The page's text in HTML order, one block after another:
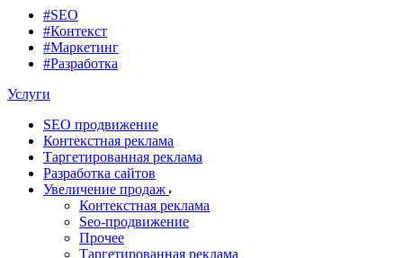
#SEO
#Контекст
#Маркетинг
#Разработка
Услуги
SEO продвижение
Контекстная реклама
Таргетированная реклама
Разработка сайтов
Увеличение продаж
Контекстная реклама
Seo-продвижение
Прочее
Таргетированная реклама